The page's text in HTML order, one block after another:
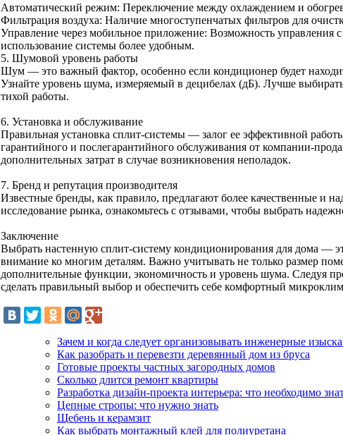
Автоматический режим: Переключение между охлаждением и
Фильтрация воздуха: Наличие многоступенчатых фильтров для
Управление через мобильное приложение: Возможность управления
использование системы более удобным.
5. Шумовой уровень работы
Шум — это важный фактор, особенно если кондиционер будет
Узнайте уровень шума, измеряемый в децибелах (дБ). Лучше
тихой работы.
6. Установка и обслуживание
Правильная установка сплит-системы — залог ее эффективной
гарантийного и послегарантийного обслуживания от компании-
дополнительных затрат в случае возникновения неполадок.
7. Бренд и репутация производителя
Известные бренды, как правило, предлагают более качественные и
исследование рынка, ознакомьтесь с отзывами, чтобы выбрать
Заключение
Выбрать настенную сплит-систему кондиционирования для дома —
внимание ко многим деталям. Важно учитывать не только размер
дополнительные функции, экономичность и уровень шума. Следуя
сделать правильный выбор и обеспечить себе комфортный
Зачем и когда следует организовывать инженерные
Как разобрать и перевезти деревянный дом из бруса
Готовые проекты частных загородных домов
Сколько длится ремонт квартиры
Разработка дизайн-проекта интерьера: что необходимо
Цепные стропы: что нужно знать
Щебень и керамзит
Как выбрать монтажный клей для полиуретана